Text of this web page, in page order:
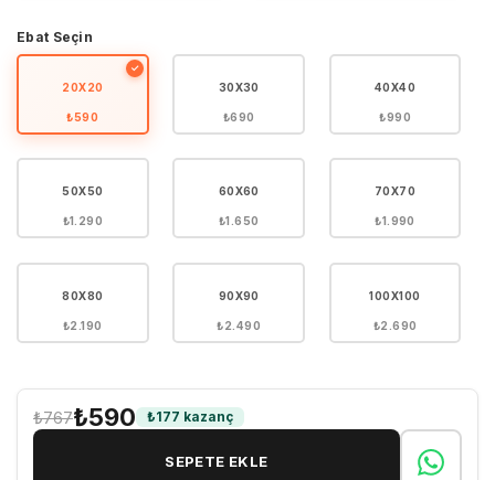
Ebat Seçin
20X20
₺590
✓
30X30
₺690
40X40
₺990
50X50
₺1.290
60X60
₺1.650
70X70
₺1.990
80X80
₺2.190
90X90
₺2.490
100X100
₺2.690
₺767₺590 ₺177 kazanç
SEPETE EKLE